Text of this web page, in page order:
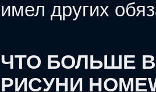
имел других
ЧТО БОЛЬШЕ
РИСУНИ